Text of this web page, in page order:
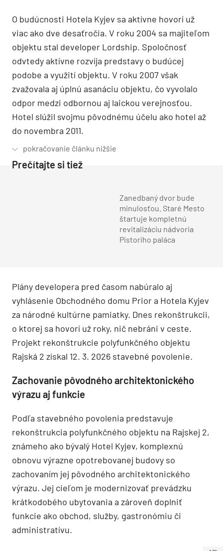
O budúcnosti Hotela Kyjev sa aktívne hovorí už
viac ako dve desaťročia. V roku 2004 sa majiteľom
objektu stal developer Lordship. Spoločnosť
odvtedy aktívne rozvíja predstavy o budúcej
podobe a využití objektu. V roku 2007 však
zvažovala aj úplnú asanáciu objektu, čo vyvolalo
odpor medzi odbornou aj laickou verejnosťou.
Hotel slúžil svojmu pôvodnému účelu ako hotel až
do novembra 2011.
Prečítajte si tiež
Zanedbaný dvor bude
minulosťou. Staré Mesto
štartuje kompletnú
revitalizáciu nádvoria
Pistoriho paláca
Plány developera pred časom nabúralo aj
vyhlásenie Obchodného domu Prior a Hotela Kyjev
za národné kultúrne pamiatky. Dnes rekonštrukcii,
o ktorej sa hovorí už roky, nič nebráni v ceste.
Projekt rekonštrukcie polyfunkčného objektu
Rajská 2 získal 12. 3. 2026 stavebné povolenie.
Zachovanie pôvodného architektonického
výrazu aj funkcie
Podľa stavebného povolenia predstavuje
rekonštrukcia polyfunkčného objektu na Rajskej 2,
známeho ako bývalý Hotel Kyjev, komplexnú
obnovu výrazne opotrebovanej budovy so
zachovaním jej pôvodného architektonického
výrazu. Jej cieľom je modernizovať prevádzku
krátkodobého ubytovania a zároveň doplniť
funkcie ako obchod, služby, gastronómiu či
administratívu.